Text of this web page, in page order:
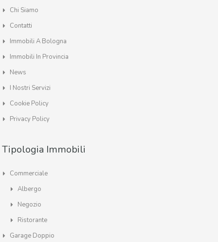
Chi Siamo
Contatti
Immobili A Bologna
Immobili In Provincia
News
I Nostri Servizi
Cookie Policy
Privacy Policy
Tipologia Immobili
Commerciale
Albergo
Negozio
Ristorante
Garage Doppio